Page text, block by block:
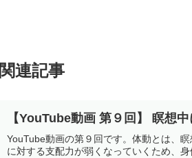
関連記事
【YouTube動画 第９回】 瞑想
YouTube動画の第９回です。体動とは、
に対する支配力が弱くなっていくため、